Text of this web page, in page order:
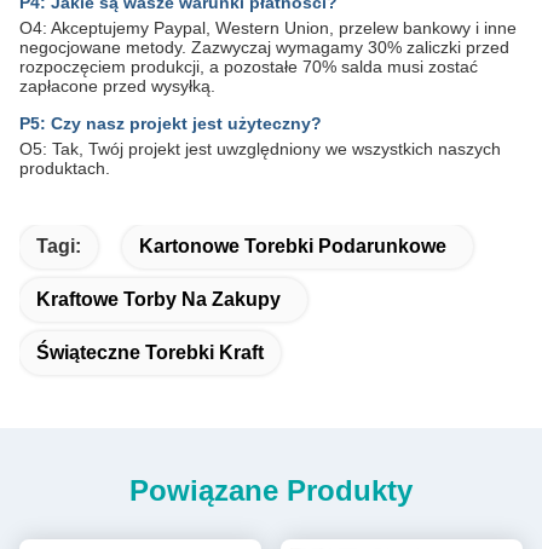
O4: Akceptujemy Paypal, Western Union, przelew bankowy i inne
negocjowane metody. Zazwyczaj wymagamy 30% zaliczki przed
rozpoczęciem produkcji, a pozostałe 70% salda musi zostać
zapłacone przed wysyłką.
P5: Czy nasz projekt jest użyteczny?
O5: Tak, Twój projekt jest uwzględniony we wszystkich naszych
produktach.
Tagi: Kartonowe Torebki Podarunkowe
Kraftowe Torby Na Zakupy
Świąteczne Torebki Kraft
Powiązane Produkty